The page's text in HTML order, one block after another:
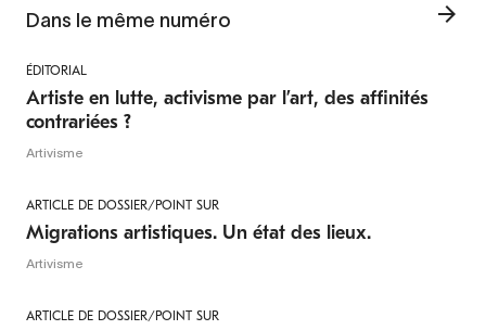
Dans le même numéro
ÉDITORIAL
Artiste en lutte, activisme par l’art, des affinités
contrariées ?
Artivisme
ARTICLE DE DOSSIER/POINT SUR
Migrations artistiques. Un état des lieux.
Artivisme
ARTICLE DE DOSSIER/POINT SUR